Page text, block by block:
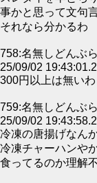
事かと思って文句
それなら分かるわ
758:名無しどんぶ
25/09/02
300円以上は無いわ
759:名無しどんぶ
25/09/02
冷凍の唐揚げなん
冷凍チャーハンや
食ってるのか理解